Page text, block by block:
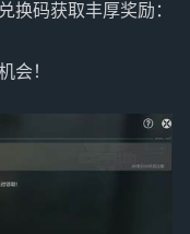
换码获取丰厚奖励：
会！